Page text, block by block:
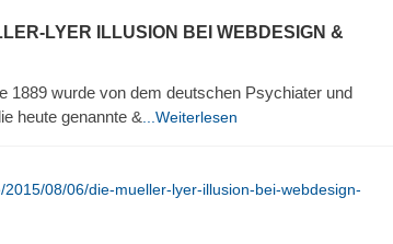
LYER ILLUSION BEI WEBDESIGN &
1889 wurde von dem deutschen Psychiater und
heute genannte & ...Weiterlesen
08/06/die-mueller-lyer-illusion-bei-webdesign-